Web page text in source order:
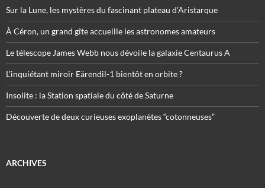
Sur la Lune, les mystères du fascinant plateau d’Aristarque
À Céron, un grand gîte accueille les astronomes amateurs
Le télescope James Webb nous dévoile la galaxie Centaurus A
L’inquiétant miroir Eärendil-1 bientôt en orbite ?
Insolite : la Station spatiale du côté de Saturne
Découverte de deux curieuses exoplanètes “cotonneuses”
ARCHIVES